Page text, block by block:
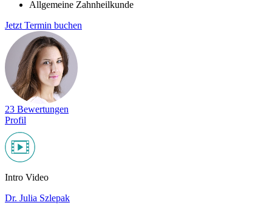
Allgemeine Zahnheilkunde
Jetzt Termin buchen
23 Bewertungen
Profil
Intro Video
Dr. Julia Szlepak